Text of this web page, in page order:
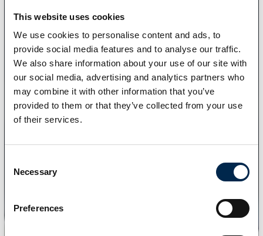
This website uses cookies
We use cookies to personalise content and ads, to
provide social media features and to analyse our traffic.
We also share information about your use of our site with
our social media, advertising and analytics partners who
may combine it with other information that you’ve
provided to them or that they’ve collected from your use
of their services.
Selection
Necessary
Preferences